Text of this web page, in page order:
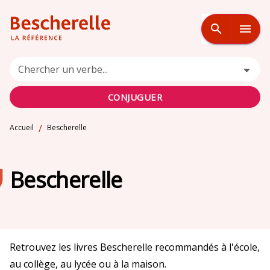
MENU RECHERCHE
PIED DE PAGE
search menu
Chercher un verbe...
CONJUGUER
Accueil / Bescherelle
Bescherelle
Retrouvez les livres Bescherelle recommandés à l'école,
au collège, au lycée ou à la maison.